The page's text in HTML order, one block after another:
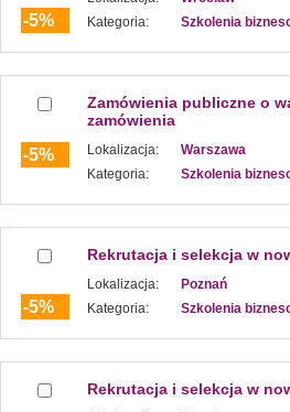
-5%
Kategoria:
Szkolenia
-5%
Zamówienia publiczne o
zamówienia
Lokalizacja:
Warszawa
Kategoria:
Szkolenia
-5%
Rekrutacja i selekcja w
Lokalizacja:
Poznań
Kategoria:
Szkolenia
Rekrutacja i selekcja w